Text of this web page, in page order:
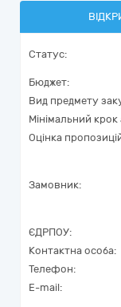
Статус:
Бюджет:
Вид предмету
Мінімальний крок
Оцінка
Замовник:
ЄДРПОУ:
Контактна особа:
Телефон:
E-mail: